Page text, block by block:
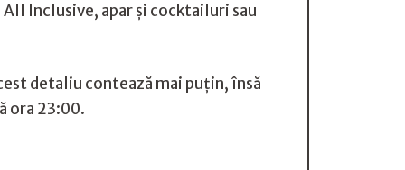
Inclusive, apar și cocktailuri sau
detaliu contează mai puțin, însă
ora 23:00.